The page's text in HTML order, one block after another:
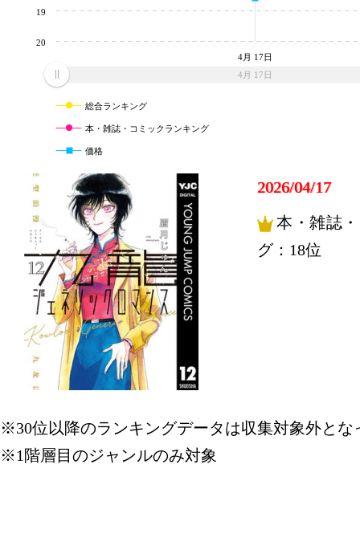
4月 17日
4月 17日
19
20
総合ランキング
本・雑誌・コミックランキング
価格
2026/04/17
本・雑誌
グ：18位
※30位以降のランキングデータは収集対象外とな
※1階層目のジャンルのみ対象